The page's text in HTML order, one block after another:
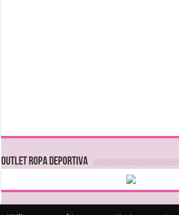
OUTLET ROPA DEPORTIVA